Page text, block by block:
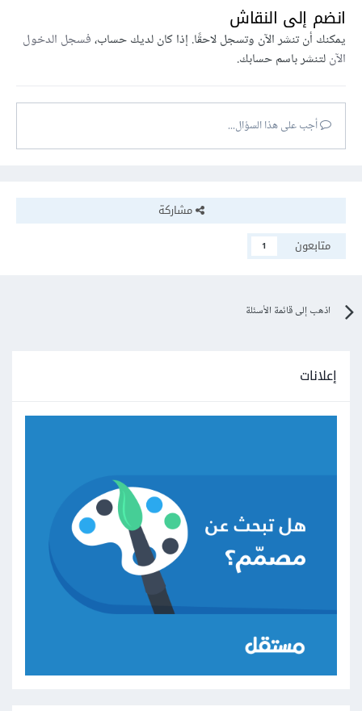
انضم إلى النقاش
يمكنك أن تنشر الآن وتسجل لاحقًا. إذا كان لديك حساب،فسجل الدخول
الآنلتنشر باسم حسابك.
أجب على هذا السؤال...
مشاركة
متابعون
1
اذهب إلى قائمة الأسئلة
إعلانات